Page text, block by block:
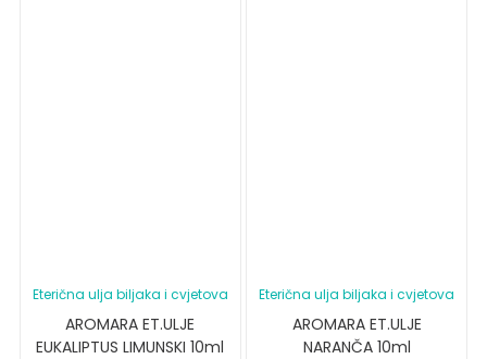
Eterična ulja biljaka i cvjetova
AROMARA ET.ULJE
EUKALIPTUS LIMUNSKI 10ml
Eterična ulja biljaka i cvjetova
AROMARA ET.ULJE
NARANČA 10ml